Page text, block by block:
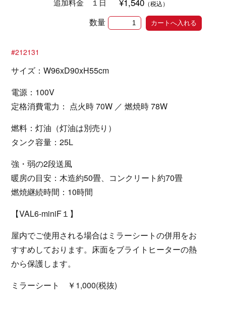
追加料金 １日 （税込）
数量
#212131
サイズ：W96xD90xH55cm
電源：100V
定格消費電力： 点火時 70W ／ 燃焼時 78W
燃料：灯油（灯油は別売り）
タンク容量：25L
強・弱の2段送風
暖房の目安：木造約50畳、コンクリート約70畳
燃焼継続時間：10時間
【VAL6-miniF１】
屋内でご使用される場合はミラーシートの併用をお
すすめしております。床面をブライトヒーターの熱
から保護します。
ミラーシート ￥1,000(税抜)